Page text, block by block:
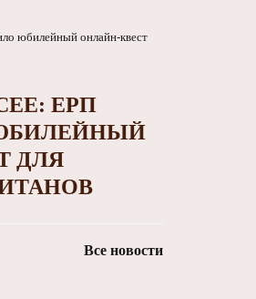
ЕРП
ДЛЯ
Все новости